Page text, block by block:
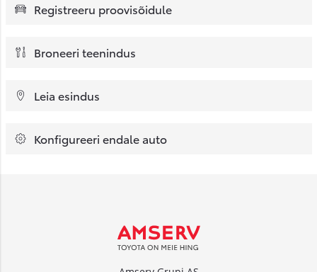
Registreeru proovisõidule
Broneeri teenindus
Leia esindus
Konfigureeri endale auto